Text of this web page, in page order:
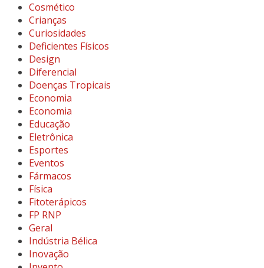
Cosmético
Crianças
Curiosidades
Deficientes Físicos
Design
Diferencial
Doenças Tropicais
Economia
Economia
Educação
Eletrônica
Esportes
Eventos
Fármacos
Física
Fitoterápicos
FP RNP
Geral
Indústria Bélica
Inovação